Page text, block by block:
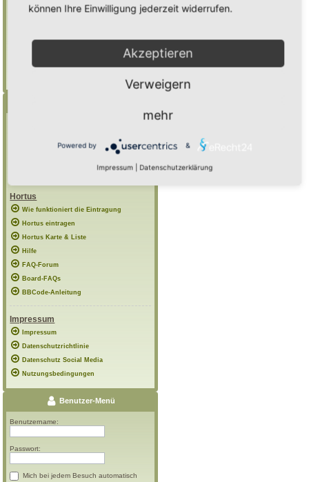
Mulchfindet "Mulch", Mulch*findet auch
Weitere Hilfe zur Suche
Foren-Übersicht
Hortus
Wie funktioniert die Eintragung
Hortus eintragen
Hortus Karte & Liste
Hilfe
FAQ-Forum
Board-FAQs
BBCode-Anleitung
Impressum
Impressum
Datenschutzrichtlinie
Datenschutz Social Media
Nutzungsbedingungen
Benutzer-Menü
Benutzername:
Passwort:
Mich bei jedem Besuch automatisch
können Ihre Einwilligung jederzeit widerrufen.
Akzeptieren
Verweigern
mehr
Powered by &
Impressum Datenschutzerklärung